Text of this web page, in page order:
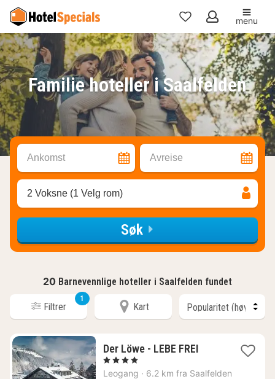
Mine
favoritter
menu
Familie hoteller i Saalfelden
Ankomst Avreise
2 Voksne (1 Velg rom)
Søk
20 Barnevennlige hoteller i Saalfelden fundet
Filtrer
1
Kart
Der Löwe - LEBE FREI1
fra
, 4 Stjerner
Leogang · 6.2 km fra Saalfelden